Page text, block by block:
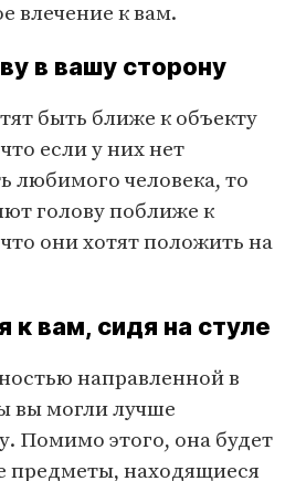
влечение к вам.
в вашу сторону
быть ближе к объекту
если у них нет
любимого человека, то
голову поближе к
они хотят положить на
к вам, сидя на стуле
направленной в
вы могли лучше
Помимо этого, она будет
предметы, находящиеся